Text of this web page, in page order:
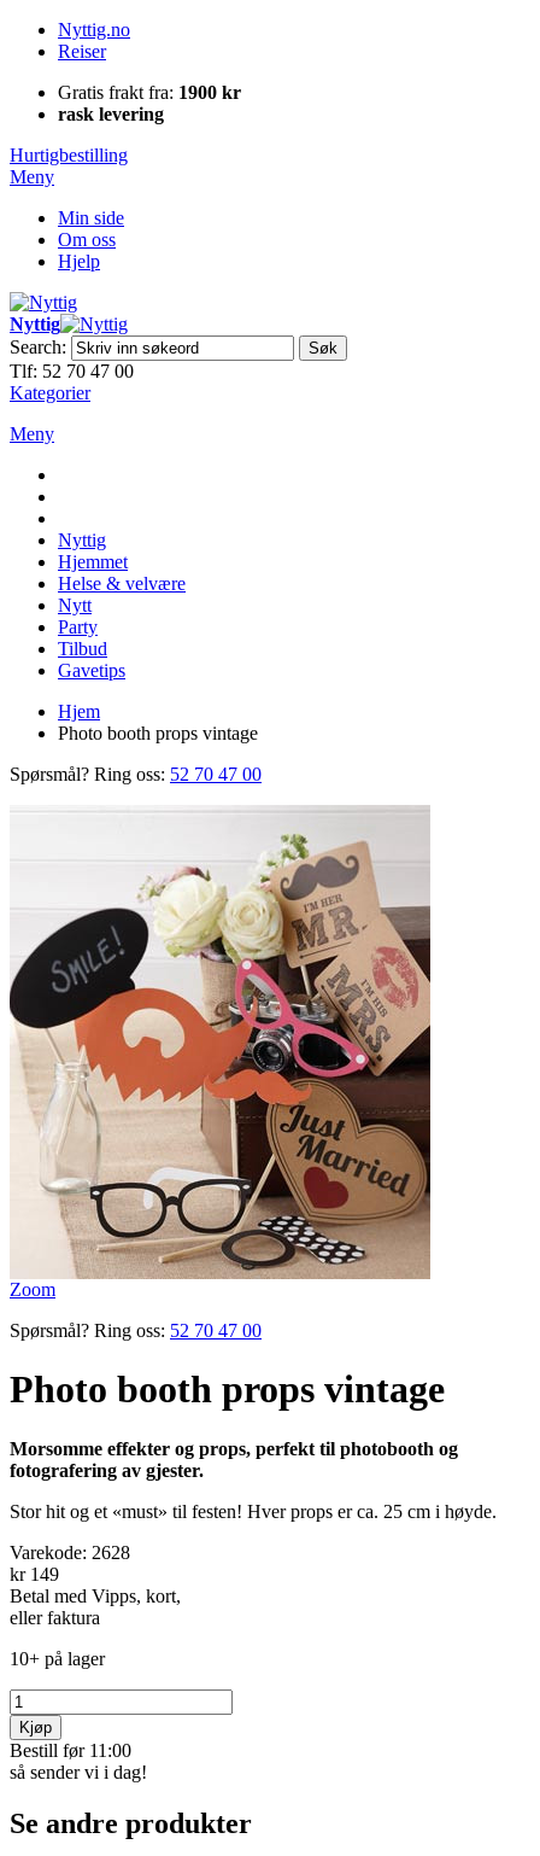
Nyttig.no
Reiser
Gratis frakt fra: 1900 kr
rask levering
Hurtigbestilling
Meny
Min side
Om oss
Hjelp
Nyttig
Search:
Søk
Tlf: 52 70 47 00
Kategorier
Meny
Nyttig
Hjemmet
Helse & velvære
Nytt
Party
Tilbud
Gavetips
Hjem
Photo booth props vintage
Spørsmål? Ring oss: 52 70 47 00
Zoom
Spørsmål? Ring oss: 52 70 47 00
Photo booth props vintage
Morsomme effekter og props, perfekt til photobooth og
fotografering av gjester.
Stor hit og et «must» til festen! Hver props er ca. 25 cm i høyde.
Varekode: 2628
kr 149
Betal med Vipps, kort,
eller faktura
10+ på lager
Kjøp
Bestill før 11:00
så sender vi i dag!
Se andre produkter